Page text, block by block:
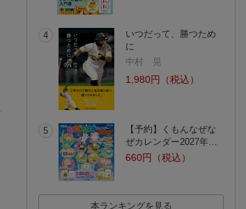
あぁ、だから一人は
いとう あさこ
(47件)
で、ぜんぜん違う
天野ひろゆき
4
いつだって、勝つため
に
中村 晃
1,980円（税込）
5
【予約】くもんなぜな
ぜカレンダー2027年…
660円（税込）
本ランキングを見る